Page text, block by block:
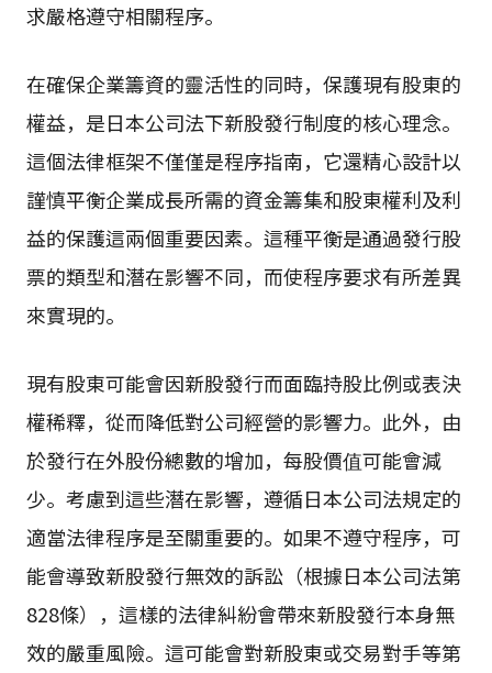
求嚴格遵守相關程序。
在確保企業籌資的靈活性的同時，保護現有股東的
權益，是日本公司法下新股發行制度的核心理念。
這個法律框架不僅僅是程序指南，它還精心設計以
謹慎平衡企業成長所需的資金籌集和股東權利及利
益的保護這兩個重要因素。這種平衡是通過發行股
票的類型和潛在影響不同，而使程序要求有所差異
來實現的。
現有股東可能會因新股發行而面臨持股比例或表決
權稀釋，從而降低對公司經營的影響力。此外，由
於發行在外股份總數的增加，每股價值可能會減
少。考慮到這些潛在影響，遵循日本公司法規定的
適當法律程序是至關重要的。如果不遵守程序，可
能會導致新股發行無效的訴訟（根據日本公司法第
828條），這樣的法律糾紛會帶來新股發行本身無
效的嚴重風險。這可能會對新股東或交易對手等第